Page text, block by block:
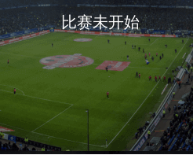
比赛未开始